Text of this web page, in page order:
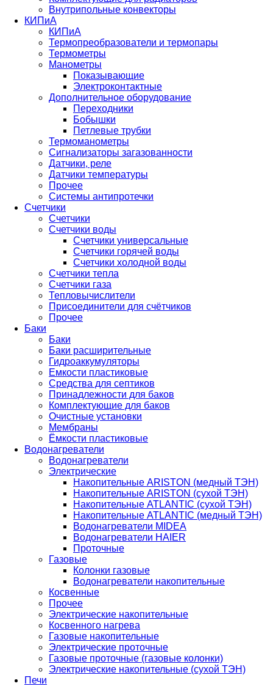
Внутрипольные конвекторы
КИПиА
КИПиА
Термопреобразователи и термопары
Термометры
Манометры
Показывающие
Электроконтактные
Дополнительное оборудование
Переходники
Бобышки
Петлевые трубки
Термоманометры
Сигнализаторы загазованности
Датчики, реле
Датчики температуры
Прочее
Системы антипротечки
Счетчики
Счетчики
Счетчики воды
Счетчики универсальные
Счетчики горячей воды
Счетчики холодной воды
Счетчики тепла
Счетчики газа
Тепловычислители
Присоединители для счётчиков
Прочее
Баки
Баки
Баки расширительные
Гидроаккумуляторы
Емкости пластиковые
Средства для септиков
Принадлежности для баков
Комплектующие для баков
Очистные установки
Мембраны
Ёмкости пластиковые
Водонагреватели
Водонагреватели
Электрические
Накопительные ARISTON (медный ТЭН)
Накопительные ARISTON (сухой ТЭН)
Накопительные ATLANTIC (сухой ТЭН)
Накопительные ATLANTIC (медный ТЭН)
Водонагреватели MIDEA
Водонагреватели HAIER
Проточные
Газовые
Колонки газовые
Водонагреватели накопительные
Косвенные
Прочее
Электрические накопительные
Косвенного нагрева
Газовые накопительные
Электрические проточные
Газовые проточные (газовые колонки)
Электрические накопительные (сухой ТЭН)
Печи